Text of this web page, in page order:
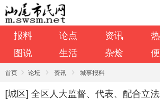
报料 论点 资讯
图说
生活 杂烩
首页 › 论坛 › 资讯 › 城事报料
[城区] 全区人大监督、代表、配合立